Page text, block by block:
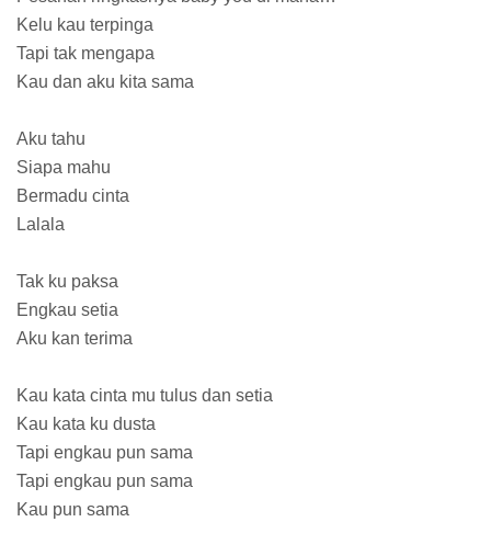
Kelu kau terpinga
Tapi tak mengapa
Kau dan aku kita sama
Aku tahu
Siapa mahu
Bermadu cinta
Lalala
Tak ku paksa
Engkau setia
Aku kan terima
Kau kata cinta mu tulus dan setia
Kau kata ku dusta
Tapi engkau pun sama
Tapi engkau pun sama
Kau pun sama